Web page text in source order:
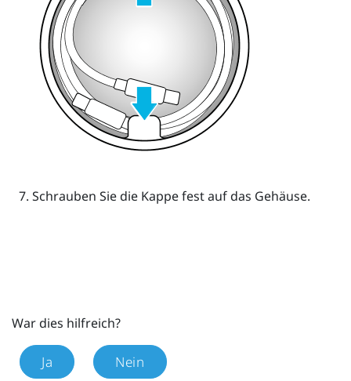
Schrauben Sie die Kappe fest auf das Gehäuse.
War dies hilfreich?
Ja Nein